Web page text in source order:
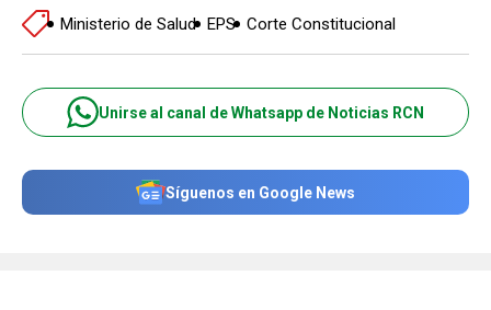
Ministerio de Salud EPS Corte Constitucional
Unirse al canal de Whatsapp de Noticias RCN
Síguenos en Google News